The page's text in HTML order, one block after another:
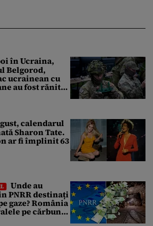
în Ucraina,
Belgorod,
ucrainean cu
au fost rănite
incendiate
calendarul
Sharon Tate.
ar fi împlinit 63
Unde au
PNRR destinați
gaze? România
pe cărbune
nu a pus